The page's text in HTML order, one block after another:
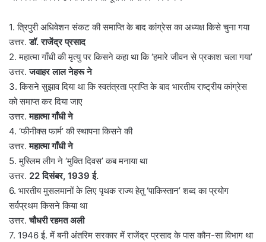
1. त्रिपुरी अधिवेशन संकट की समाप्ति के बाद कांग्रेस का अध्यक्ष किसे चुना गया
उत्तर.डॉ. राजेंद्र प्रसाद
2. महात्मा गाँधी की मृत्यु पर किसने कहा था कि ‘हमारे जीवन से प्रकाश चला गया’
उत्तर.जवाहर लाल नेहरू ने
3. किसने सुझाव दिया था कि स्वतंत्रता प्राप्ति के बाद भारतीय राष्ट्रीय कांग्रेस
को समाप्त कर दिया जाए
उत्तर.महात्मा गाँधी ने
4. ‘फीनीक्स फार्म’ की स्थापना किसने की
उत्तर.महात्मा गाँधी ने
5. मुस्लिम लीग ने ‘मुक्ति दिवस’ कब मनाया था
उत्तर. 22 दिसंबर, 1939 ई.
6. भारतीय मुसलमानों के लिए पृथक राज्य हेतु ‘पाकिस्तान’ शब्द का प्रयोग
सर्वप्रथम किसने किया था
उत्तर.चौधरी रहमत अली
7. 1946 ई. में बनी अंतरिम सरकार में राजेंद्र प्रसाद के पास कौन-सा विभाग था